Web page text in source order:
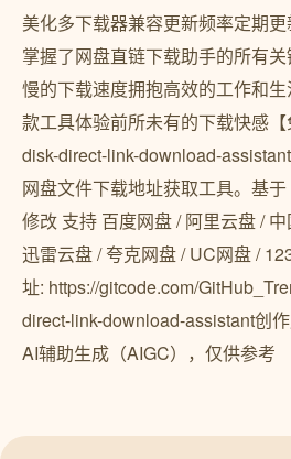
美化多下载器兼容更新频率定期
掌握了网盘直链下载助手的所有
慢的下载速度拥抱高效的工作和
款工具体验前所未有的下载快感
disk-direct-link-download-
网盘文件下载地址获取工具。基于
修改 支持 百度网盘 / 阿里云盘 /
迅雷云盘 / 夸克网盘 / UC网盘 /
址: https://gitcode.com/
direct-link-download-assistant创
AI辅助生成（AIGC），仅供参考